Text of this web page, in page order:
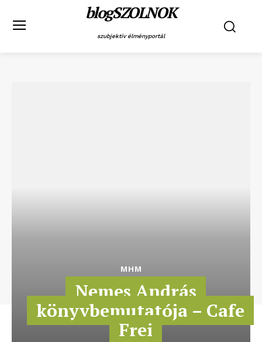
blogSZOLNOK
szubjektív élményportál
MHM
Nemes András
könyvbemutatója – Cafe
Frei